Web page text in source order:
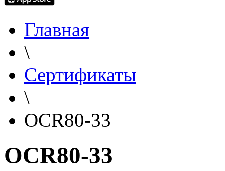
Главная
\
Сертификаты
\
OCR80-33
OCR80-33